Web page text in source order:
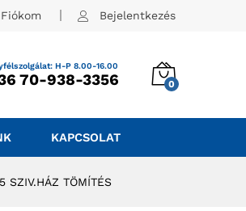
Fiókom Bejelentkezés
H-P 8.00-16.00
70-938-3356 0
KAPCSOLAT
SZIV.HÁZ TÖMÍTÉS